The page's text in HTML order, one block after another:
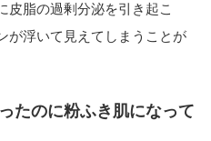
皮脂の過剰分泌を引き起こ
が浮いて見えてしまうことが
たのに粉ふき肌になって